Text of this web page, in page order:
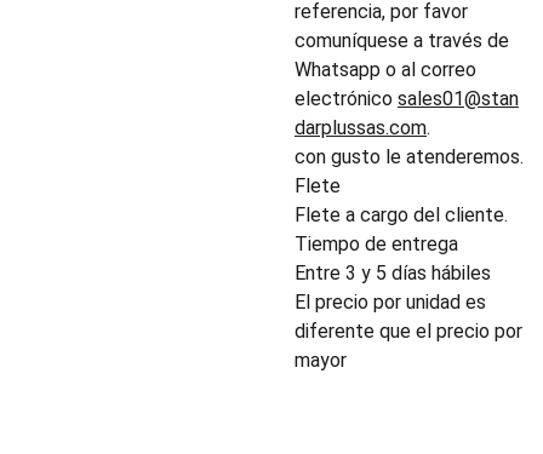
referencia, por favor
comuníquese a través de
Whatsapp o al correo
electrónico sales01@stan
darplussas.com.
con gusto le atenderemos.
Flete
Flete a cargo del cliente.
Tiempo de entrega
Entre 3 y 5 días hábiles
El precio por unidad es
diferente que el precio por
mayor